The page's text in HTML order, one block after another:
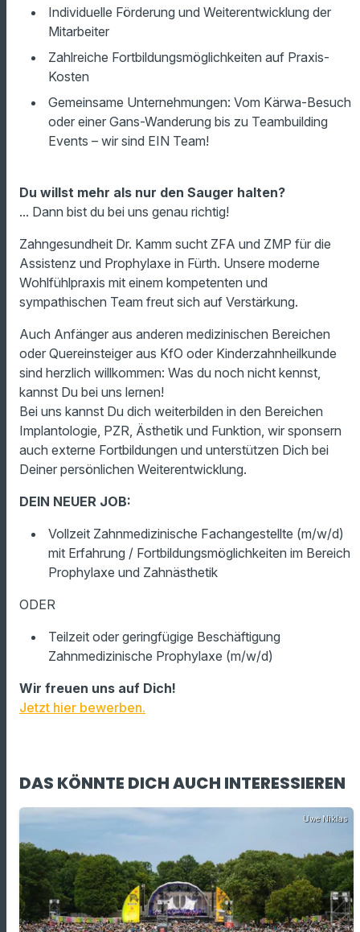
Individuelle Förderung und Weiterentwicklung der
Mitarbeiter
Zahlreiche Fortbildungsmöglichkeiten auf Praxis-
Kosten
Gemeinsame Unternehmungen: Vom Kärwa-Besuch
oder einer Gans-Wanderung bis zu Teambuilding
Events – wir sind EIN Team!
Du willst mehr als nur den Sauger halten?
... Dann bist du bei uns genau richtig!
Zahngesundheit Dr. Kamm sucht ZFA und ZMP für die
Assistenz und Prophylaxe in Fürth. Unsere moderne
Wohlfühlpraxis mit einem kompetenten und
sympathischen Team freut sich auf Verstärkung.
Auch Anfänger aus anderen medizinischen Bereichen
oder Quereinsteiger aus KfO oder Kinderzahnheilkunde
sind herzlich willkommen: Was du noch nicht kennst,
kannst Du bei uns lernen!
Bei uns kannst Du dich weiterbilden in den Bereichen
Implantologie, PZR, Ästhetik und Funktion, wir sponsern
auch externe Fortbildungen und unterstützen Dich bei
Deiner persönlichen Weiterentwicklung.
DEIN NEUER JOB:
Vollzeit Zahnmedizinische Fachangestellte (m/w/d)
mit Erfahrung / Fortbildungsmöglichkeiten im Bereich
Prophylaxe und Zahnästhetik
ODER
Teilzeit oder geringfügige Beschäftigung
Zahnmedizinische Prophylaxe (m/w/d)
Wir freuen uns auf Dich!
Jetzt hier bewerben.
DAS KÖNNTE DICH AUCH INTERESSIEREN
Uwe Niklas